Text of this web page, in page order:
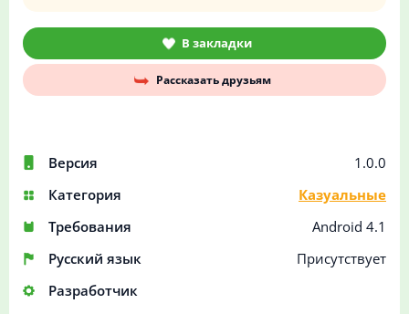
Версия
1.0.0
Категория
Казуальные
Требования
Android 4.1
Русский язык
Присутствует
Разработчик
В закладки
Рассказать друзьям